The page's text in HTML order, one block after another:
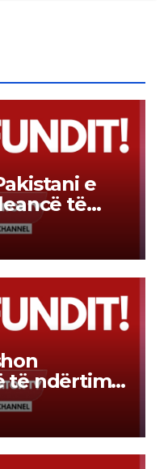
e
të
sipas
të ndërtimit